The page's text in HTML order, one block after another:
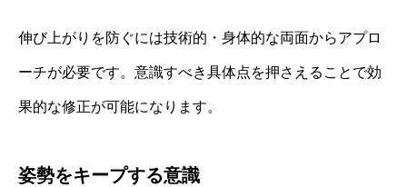
伸び上がりを防ぐには技術的・身体的な両面からアプロ
ーチが必要です。意識すべき具体点を押さえることで効
果的な修正が可能になります。
姿勢をキープする意識